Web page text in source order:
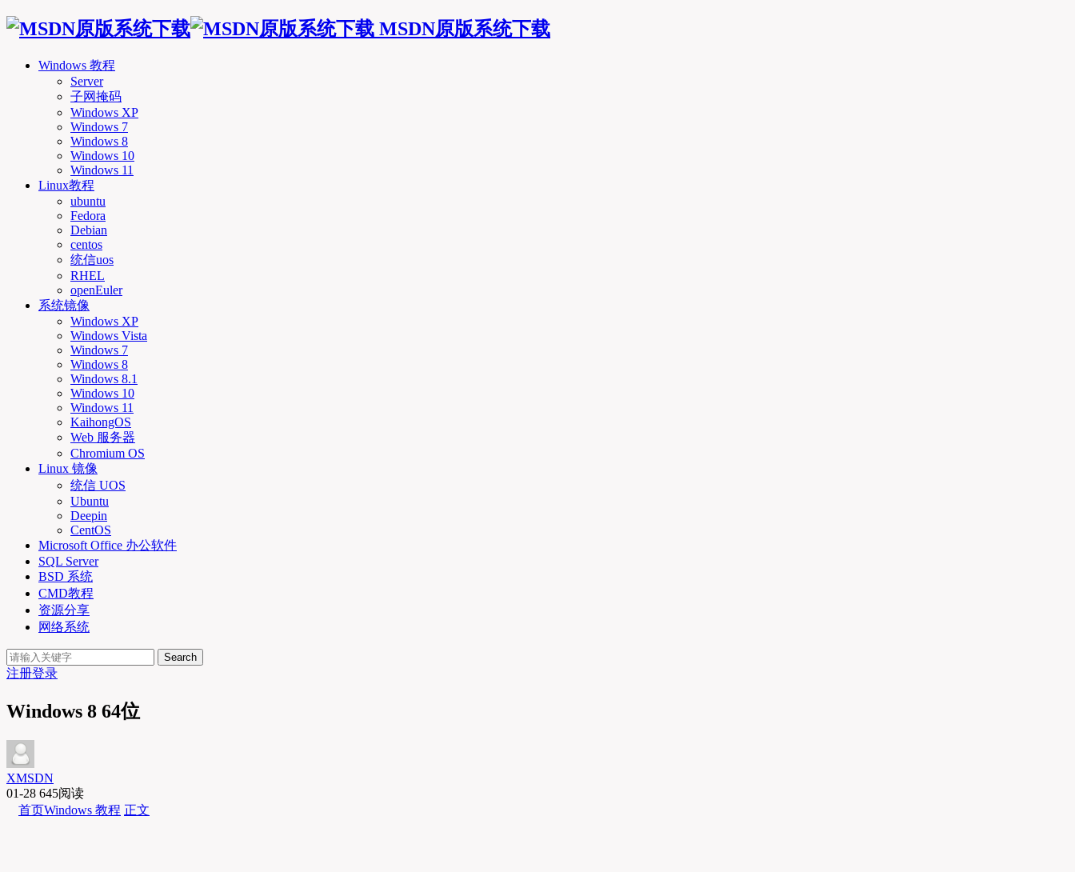
MSDN原版系统下载
Windows 教程
Server
子网掩码
Windows XP
Windows 7
Windows 8
Windows 10
Windows 11
Linux教程
ubuntu
Fedora
Debian
centos
统信uos
RHEL
openEuler
系统镜像
Windows XP
Windows Vista
Windows 7
Windows 8
Windows 8.1
Windows 10
Windows 11
KaihongOS
Web 服务器
Chromium OS
Linux 镜像
统信 UOS
Ubuntu
Deepin
CentOS
Microsoft Office 办公软件
SQL Server
BSD 系统
CMD教程
资源分享
网络系统
Search
注册登录
Windows 8 64位
XMSDN
01-28 645阅读
首页Windows 教程 正文